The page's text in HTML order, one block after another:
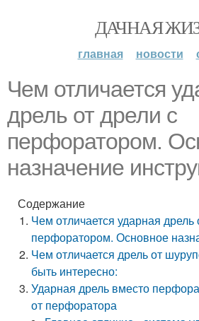
ДАЧНАЯ
главная новости
Чем отличается
дрель от дрели с
перфоратором.
назначение
Содержание
Чем отличается ударная дрель
перфоратором. Основное
Чем отличается дрель от
быть интересно:
Ударная дрель вместо
от перфоратора